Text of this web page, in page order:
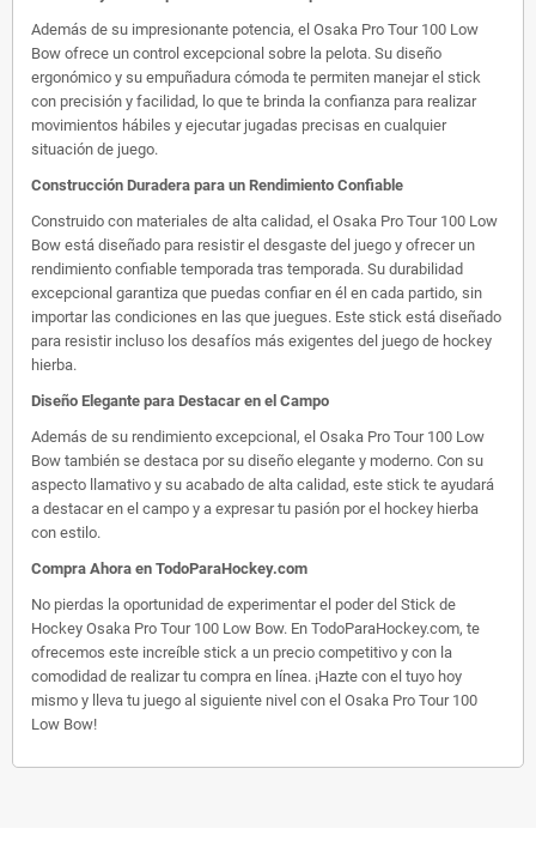
Además de su impresionante potencia, el Osaka Pro Tour 100 Low
Bow ofrece un control excepcional sobre la pelota. Su diseño
ergonómico y su empuñadura cómoda te permiten manejar el stick
con precisión y facilidad, lo que te brinda la confianza para realizar
movimientos hábiles y ejecutar jugadas precisas en cualquier
situación de juego.
Construcción Duradera para un Rendimiento Confiable
Construido con materiales de alta calidad, el Osaka Pro Tour 100 Low
Bow está diseñado para resistir el desgaste del juego y ofrecer un
rendimiento confiable temporada tras temporada. Su durabilidad
excepcional garantiza que puedas confiar en él en cada partido, sin
importar las condiciones en las que juegues. Este stick está diseñado
para resistir incluso los desafíos más exigentes del juego de hockey
hierba.
Diseño Elegante para Destacar en el Campo
Además de su rendimiento excepcional, el Osaka Pro Tour 100 Low
Bow también se destaca por su diseño elegante y moderno. Con su
aspecto llamativo y su acabado de alta calidad, este stick te ayudará
a destacar en el campo y a expresar tu pasión por el hockey hierba
con estilo.
Compra Ahora en TodoParaHockey.com
No pierdas la oportunidad de experimentar el poder del Stick de
Hockey Osaka Pro Tour 100 Low Bow. En TodoParaHockey.com, te
ofrecemos este increíble stick a un precio competitivo y con la
comodidad de realizar tu compra en línea. ¡Hazte con el tuyo hoy
mismo y lleva tu juego al siguiente nivel con el Osaka Pro Tour 100
Low Bow!